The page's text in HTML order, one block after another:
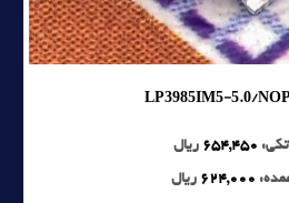
LP3985IM5-5.0/
654,450 ریال
624,000 ریال